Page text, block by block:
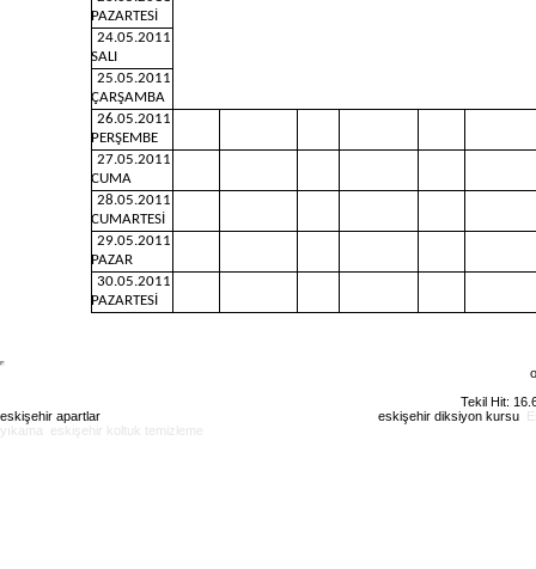
PAZARTESİ
24.05.2011
SALI
25.05.2011
ÇARŞAMBA
26.05.2011
PERŞEMBE
27.05.2011
CUMA
28.05.2011
CUMARTESİ
29.05.2011
PAZAR
30.05.2011
PAZARTESİ
Tekil Hit:
eskişehir apartlar
eskişehir diksiyon kursu
yıkama
eskişehir koltuk temizleme